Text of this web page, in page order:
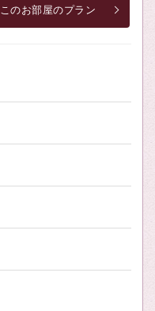
このお部屋のプラン